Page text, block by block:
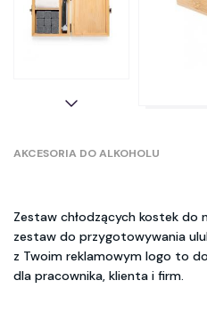
AKCESORIA DO ALKOHOLU
Zestaw chłodzących kostek
zestaw do przygotowywania
z Twoim reklamowym logo to
dla pracownika, klienta i firm.